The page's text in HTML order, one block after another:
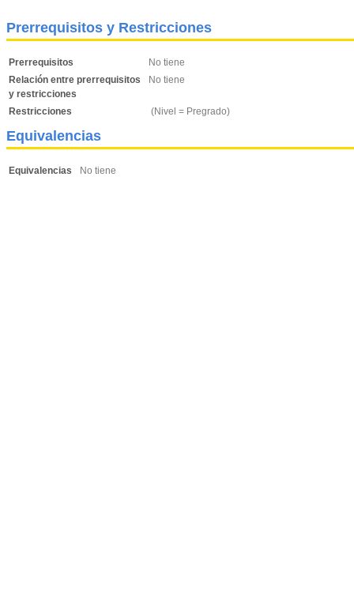
Prerrequisitos y Restricciones
Prerrequisitos
No tiene
Relación entre prerrequisitos
y restricciones
No tiene
Restricciones (Nivel = Pregrado)
Equivalencias
Equivalencias No tiene